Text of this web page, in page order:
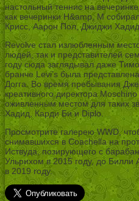
настольный теннис на
как вечеринки H&amp, M
Крисс, Аарон Пол, Джиджи
Revolve стал излюбленным
людей, так и представителей
году сюда заглядывал даже
бранче Levi’s была
Догга. Во время пребывания
креативного директора
оживленным местом для таких
Хадид, Карди Би и Diplo.
Просмотрите галерею WWD,
снимавшихся в Coachella на
Иствуда, позирующего с
Ульрихом в 2015 году, до
в 2019 году.